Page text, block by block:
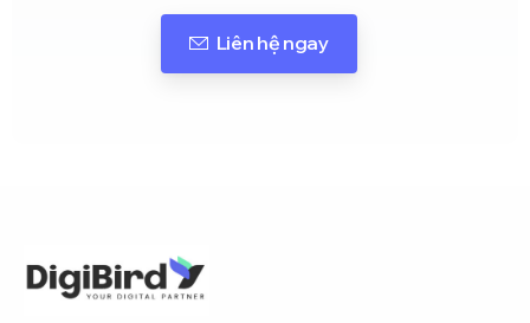
Liên hệ ngay